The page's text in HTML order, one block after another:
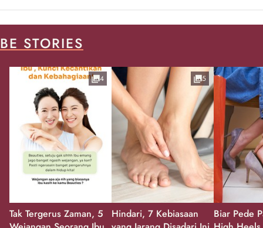
BE STORIES
Tak Tergerus Zaman, 5
4
Hindari, 7 Kebiasaan
5
Biar Pede